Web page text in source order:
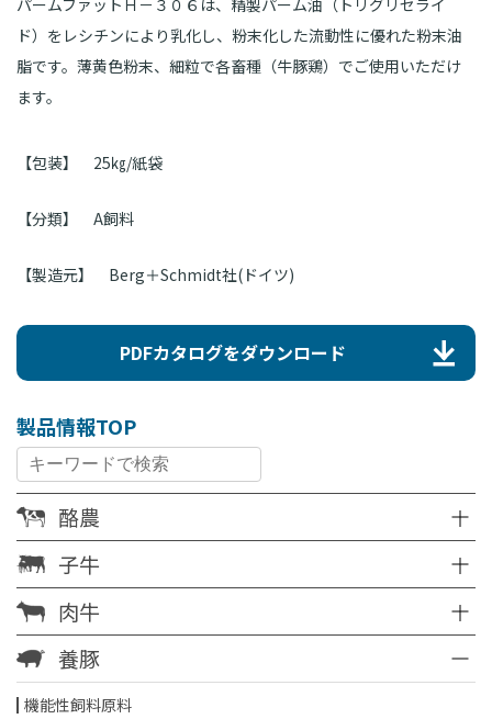
パームファットＨ－３０６は、精製パーム油（トリグリセライ
ド）をレシチンにより乳化し、粉末化した流動性に優れた粉末油
脂です。薄黄色粉末、細粒で各畜種（牛豚鶏）でご使用いただけ
ます。
【包装】 25㎏/紙袋
【分類】 A飼料
【製造元】 Berg＋Schmidt社(ドイツ)
PDFカタログをダウンロード
製品情報TOP
酪農
子牛
肉牛
養豚
機能性飼料原料